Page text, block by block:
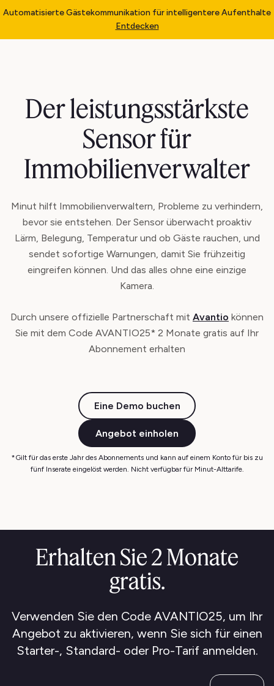
Automatisierte Gästekommunikation für intelligentere Aufenthalte
Entdecken
Der leistungsstärkste
Sensor für
Immobilienverwalter
Minut hilft Immobilienverwaltern, Probleme zu verhindern,
bevor sie entstehen. Der Sensor überwacht proaktiv
Lärm, Belegung, Temperatur und ob Gäste rauchen, und
sendet sofortige Warnungen, damit Sie frühzeitig
eingreifen können. Und das alles ohne eine einzige
Kamera.
Durch unsere offizielle Partnerschaft mit Avantio können
Sie mit dem Code AVANTIO25* 2 Monate gratis auf Ihr
Abonnement erhalten
Eine Demo buchen
Angebot einholen
*Gilt für das erste Jahr des Abonnements und kann auf einem Konto für bis zu
fünf Inserate eingelöst werden. Nicht verfügbar für Minut-Alttarife.
Erhalten Sie 2 Monate
gratis.
Verwenden Sie den Code AVANTIO25, um Ihr
Angebot zu aktivieren, wenn Sie sich für einen
Starter-, Standard- oder Pro-Tarif anmelden.